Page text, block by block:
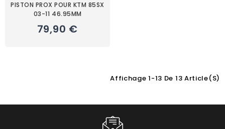
PISTON PROX POUR KTM 85SX
03-11 46.95MM
79,90 €
Affichage 1-13 De 13 Article(s)